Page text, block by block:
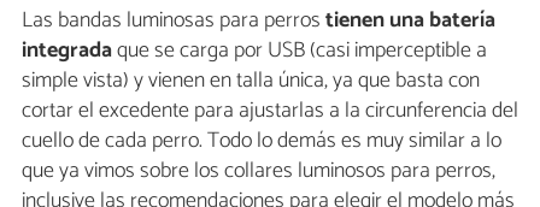
Las bandas luminosas para perrostienen una batería
integradaque se carga por USB (casi imperceptible a
simple vista) y vienen en talla única, ya que basta con
cortar el excedente para ajustarlas a la circunferencia del
cuello de cada perro. Todo lo demás es muy similar a lo
que ya vimos sobre los collares luminosos para perros,